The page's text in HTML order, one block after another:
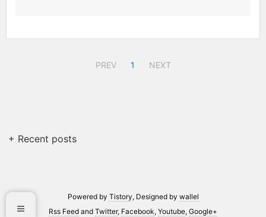
PREV 1 NEXT
+ Recent posts
Powered by Tistory, Designed by wallel
Rss Feed and Twitter, Facebook, Youtube, Google+